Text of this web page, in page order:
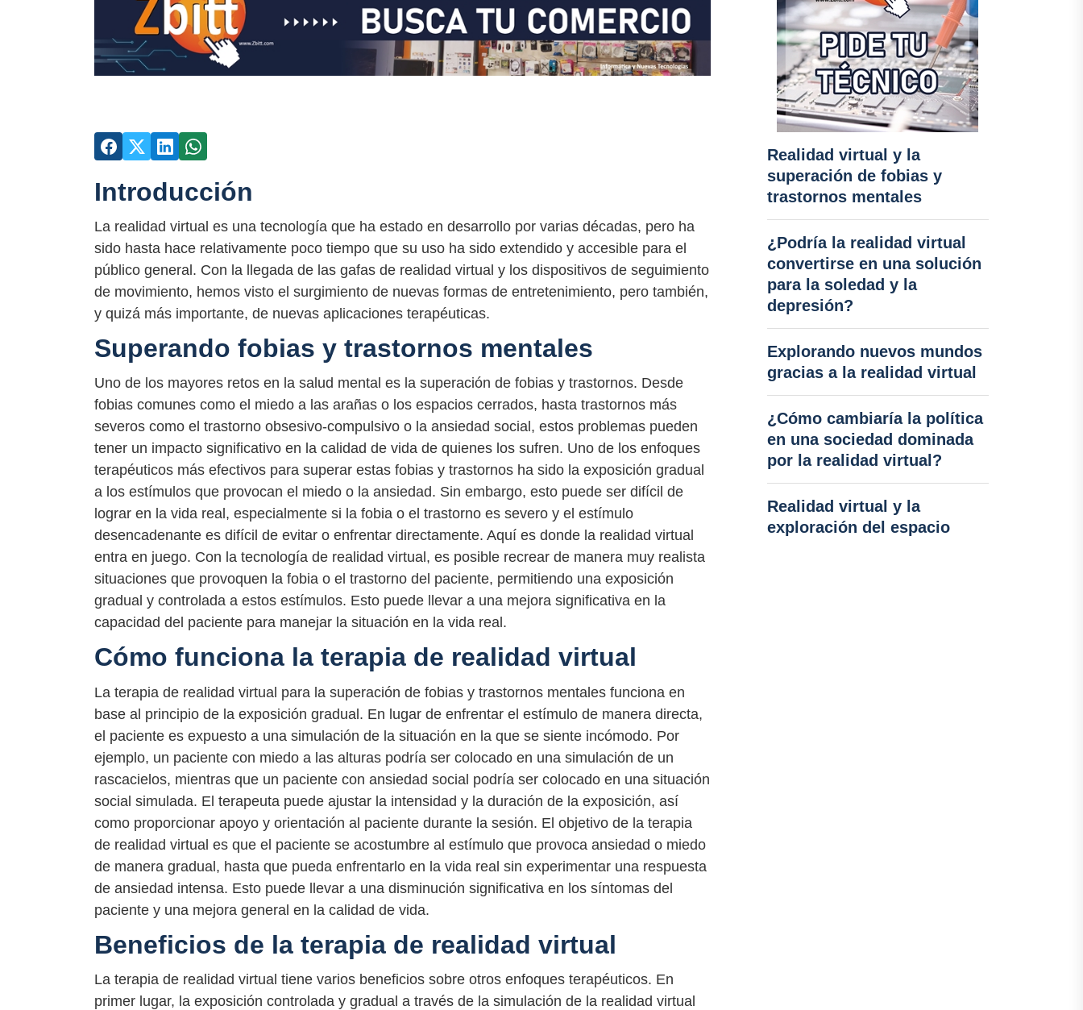
Introducción
La realidad virtual es una tecnología que ha estado en desarrollo por varias décadas, pero ha
sido hasta hace relativamente poco tiempo que su uso ha sido extendido y accesible para el
público general. Con la llegada de las gafas de realidad virtual y los dispositivos de seguimiento
de movimiento, hemos visto el surgimiento de nuevas formas de entretenimiento, pero también,
y quizá más importante, de nuevas aplicaciones terapéuticas.
Superando fobias y trastornos mentales
Uno de los mayores retos en la salud mental es la superación de fobias y trastornos. Desde
fobias comunes como el miedo a las arañas o los espacios cerrados, hasta trastornos más
severos como el trastorno obsesivo-compulsivo o la ansiedad social, estos problemas pueden
tener un impacto significativo en la calidad de vida de quienes los sufren. Uno de los enfoques
terapéuticos más efectivos para superar estas fobias y trastornos ha sido la exposición gradual
a los estímulos que provocan el miedo o la ansiedad. Sin embargo, esto puede ser difícil de
lograr en la vida real, especialmente si la fobia o el trastorno es severo y el estímulo
desencadenante es difícil de evitar o enfrentar directamente. Aquí es donde la realidad virtual
entra en juego. Con la tecnología de realidad virtual, es posible recrear de manera muy realista
situaciones que provoquen la fobia o el trastorno del paciente, permitiendo una exposición
gradual y controlada a estos estímulos. Esto puede llevar a una mejora significativa en la
capacidad del paciente para manejar la situación en la vida real.
Cómo funciona la terapia de realidad virtual
La terapia de realidad virtual para la superación de fobias y trastornos mentales funciona en
base al principio de la exposición gradual. En lugar de enfrentar el estímulo de manera directa,
el paciente es expuesto a una simulación de la situación en la que se siente incómodo. Por
ejemplo, un paciente con miedo a las alturas podría ser colocado en una simulación de un
rascacielos, mientras que un paciente con ansiedad social podría ser colocado en una situación
social simulada. El terapeuta puede ajustar la intensidad y la duración de la exposición, así
como proporcionar apoyo y orientación al paciente durante la sesión. El objetivo de la terapia
de realidad virtual es que el paciente se acostumbre al estímulo que provoca ansiedad o miedo
de manera gradual, hasta que pueda enfrentarlo en la vida real sin experimentar una respuesta
de ansiedad intensa. Esto puede llevar a una disminución significativa en los síntomas del
paciente y una mejora general en la calidad de vida.
Beneficios de la terapia de realidad virtual
La terapia de realidad virtual tiene varios beneficios sobre otros enfoques terapéuticos. En
primer lugar, la exposición controlada y gradual a través de la simulación de la realidad virtual
Realidad virtual y la
superación de fobias y
trastornos mentales
¿Podría la realidad virtual
convertirse en una solución
para la soledad y la
depresión?
Explorando nuevos mundos
gracias a la realidad virtual
¿Cómo cambiaría la política
en una sociedad dominada
por la realidad virtual?
Realidad virtual y la
exploración del espacio